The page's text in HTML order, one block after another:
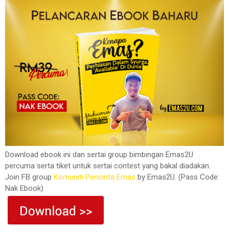
Download ebook ini dan sertai group bimbingan Emas2U
percuma serta tiket untuk sertai contest yang bakal diadakan.
Join FB group Komuniti Pencinta Emas by Emas2U. (Pass Code:
Nak Ebook)